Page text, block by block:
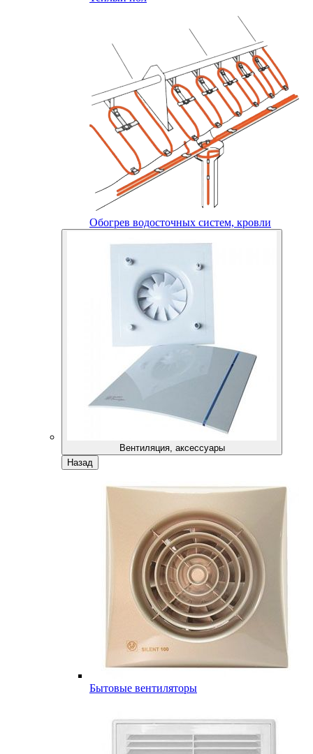
Обогрев водосточных систем, кровли
Вентиляция, аксессуары
Назад
Бытовые вентиляторы